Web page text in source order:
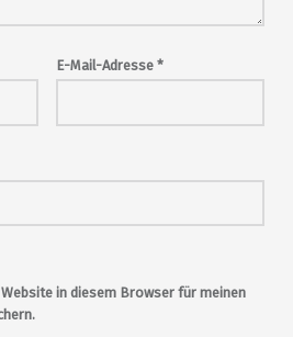
E-Mail-Adresse *
in diesem Browser für meinen